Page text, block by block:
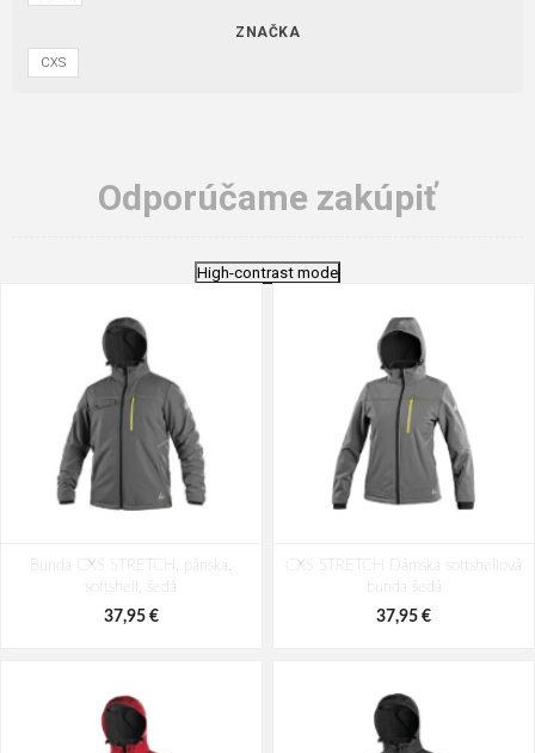
ZNAČKA
CXS
Odporúčame zakúpiť
High-contrast mode
Bunda CXS STRETCH, pánska,
softshell, šedá
37,95 €
CXS STRETCH Dámska softshellová
bunda šedá
37,95 €